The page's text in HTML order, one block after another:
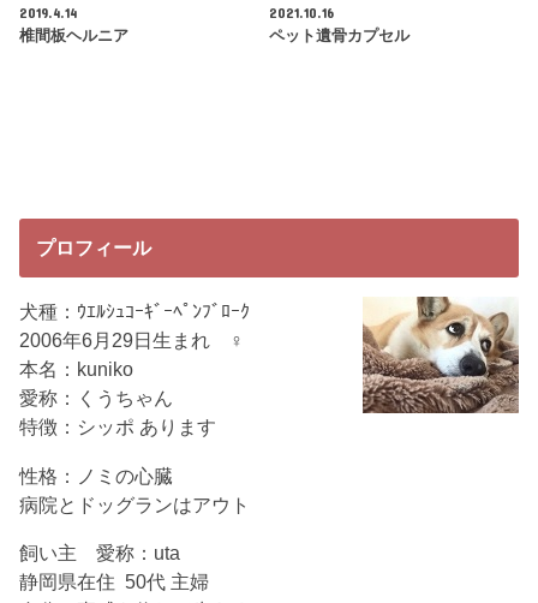
2019.4.14
椎間板ヘルニア
2021.10.16
ペット遺骨カプセル
プロフィール
犬種：ｳｴﾙｼｭｺｰｷﾞｰﾍﾟﾝﾌﾞﾛｰｸ
2006年6月29日生まれ ♀
本名：kuniko
愛称：くうちゃん
特徴：シッポ あります
性格：ノミの心臓
病院とドッグランはアウト
飼い主 愛称：uta
静岡県在住 50代 主婦